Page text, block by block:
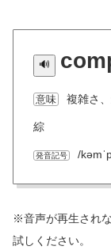
意味 複雑さ
綜
発音記号 /
※音声が再生され
試しください。